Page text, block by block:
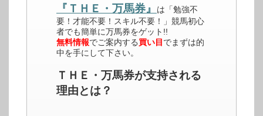
『ＴＨＥ・万馬券』
は「勉強不
要！才能不要！スキル不要！」競馬初心
者でも簡単に万馬券をゲット!!
無料情報でご案内する買い目 でまずは的
中を手にして下さい。
ＴＨＥ・万馬券が支持される
理由とは？